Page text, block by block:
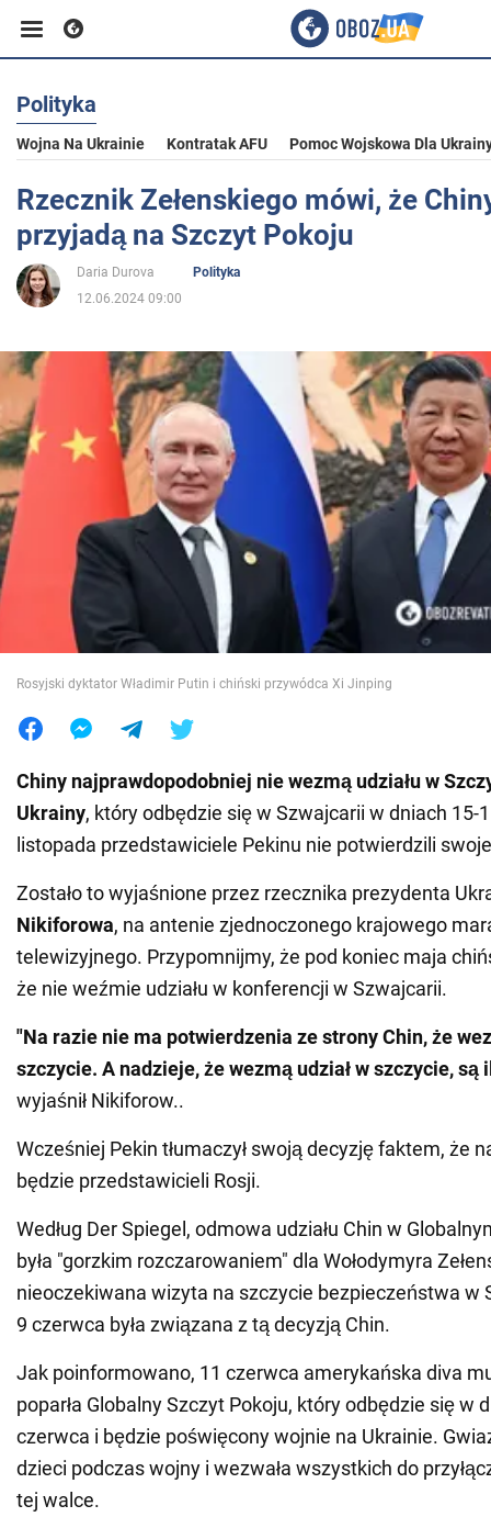
Biznes
Sport
Rozrywka
Polityka
Społeczeństwo
Wojna na Ukrainie
Jedzenie
Polityka
Wojna Na Ukrainie Kontratak AFU Pomoc Wojskowa Dla
Rzecznik Zełenskiego mówi, że
przyjadą na Szczyt Pokoju
Daria Durova
Polityka
12.06.2024 09:00
Rosyjski dyktator Władimir Putin i chiński przywódca Xi Jinping
Chiny najprawdopodobniej nie wezmą udziału w
Ukrainy, który odbędzie się w Szwajcarii w dniach 15-
listopada przedstawiciele Pekinu nie potwierdzili
Zostało to wyjaśnione przez rzecznika prezydenta
Nikiforowa, na antenie zjednoczonego krajowego
telewizyjnego. Przypomnijmy, że pod koniec maja
że nie weźmie udziału w konferencji w Szwajcarii.
"Na razie nie ma potwierdzenia ze strony Chin, że
szczycie. A nadzieje, że wezmą udział w szczycie, są
wyjaśnił Nikiforow..
Wcześniej Pekin tłumaczył swoją decyzję faktem, że
będzie przedstawicieli Rosji.
Według Der Spiegel, odmowa udziału Chin w
była "gorzkim rozczarowaniem" dla Wołodymyra
nieoczekiwana wizyta na szczycie bezpieczeństwa w
9 czerwca była związana z tą decyzją Chin.
Jak poinformowano, 11 czerwca amerykańska diva
poparła Globalny Szczyt Pokoju, który odbędzie się w
czerwca i będzie poświęcony wojnie na Ukrainie.
dzieci podczas wojny i wezwała wszystkich do
tej walce.